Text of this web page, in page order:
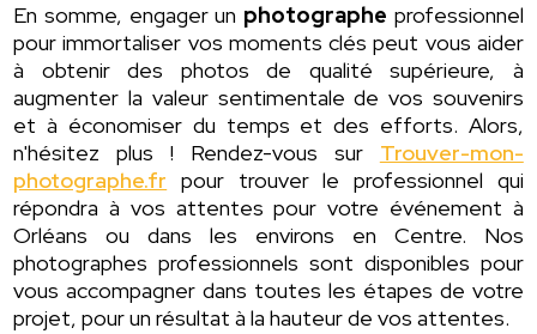
En somme, engager un photographe professionnel
pour immortaliser vos moments clés peut vous aider
à obtenir des photos de qualité supérieure, à
augmenter la valeur sentimentale de vos souvenirs
et à économiser du temps et des efforts. Alors,
n'hésitez plus ! Rendez-vous sur Trouver-mon-
photographe.fr pour trouver le professionnel qui
répondra à vos attentes pour votre événement à
Orléans ou dans les environs en Centre. Nos
photographes professionnels sont disponibles pour
vous accompagner dans toutes les étapes de votre
projet, pour un résultat à la hauteur de vos attentes.